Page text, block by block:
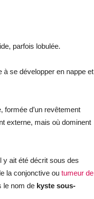
parfois lobulée.
se développer en nappe et
formée d’un revêtement
externe, mais où dominent
y ait été décrit sous des
la conjonctive ou tumeur de
le nom de kyste sous-